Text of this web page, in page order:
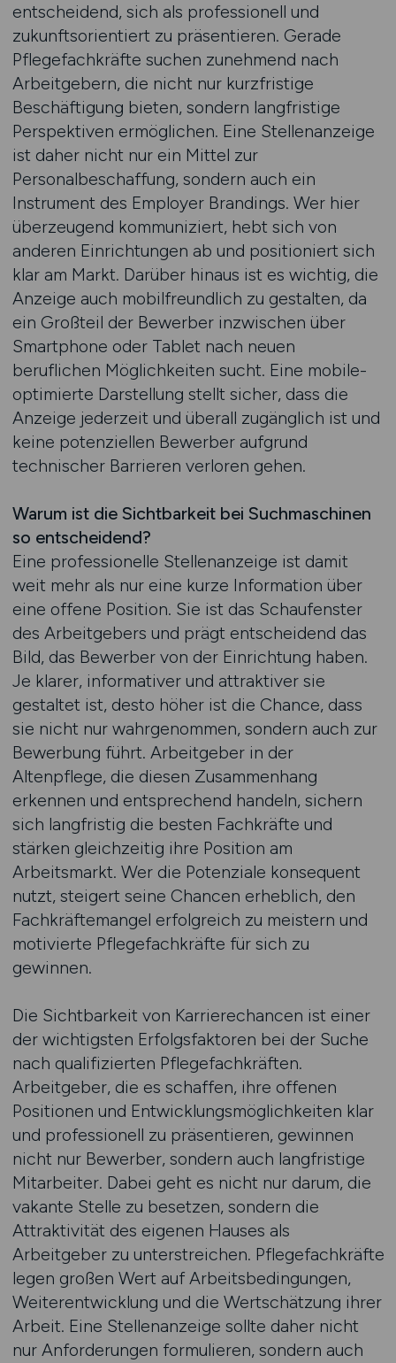
entscheidend, sich als professionell und
zukunftsorientiert zu präsentieren. Gerade
Pflegefachkräfte suchen zunehmend nach
Arbeitgebern, die nicht nur kurzfristige
Beschäftigung bieten, sondern langfristige
Perspektiven ermöglichen. Eine Stellenanzeige
ist daher nicht nur ein Mittel zur
Personalbeschaffung, sondern auch ein
Instrument des Employer Brandings. Wer hier
überzeugend kommuniziert, hebt sich von
anderen Einrichtungen ab und positioniert sich
klar am Markt. Darüber hinaus ist es wichtig, die
Anzeige auch mobilfreundlich zu gestalten, da
ein Großteil der Bewerber inzwischen über
Smartphone oder Tablet nach neuen
beruflichen Möglichkeiten sucht. Eine mobile-
optimierte Darstellung stellt sicher, dass die
Anzeige jederzeit und überall zugänglich ist und
keine potenziellen Bewerber aufgrund
technischer Barrieren verloren gehen.
Warum ist die Sichtbarkeit bei Suchmaschinen
so entscheidend?
Eine professionelle Stellenanzeige ist damit
weit mehr als nur eine kurze Information über
eine offene Position. Sie ist das Schaufenster
des Arbeitgebers und prägt entscheidend das
Bild, das Bewerber von der Einrichtung haben.
Je klarer, informativer und attraktiver sie
gestaltet ist, desto höher ist die Chance, dass
sie nicht nur wahrgenommen, sondern auch zur
Bewerbung führt. Arbeitgeber in der
Altenpflege, die diesen Zusammenhang
erkennen und entsprechend handeln, sichern
sich langfristig die besten Fachkräfte und
stärken gleichzeitig ihre Position am
Arbeitsmarkt. Wer die Potenziale konsequent
nutzt, steigert seine Chancen erheblich, den
Fachkräftemangel erfolgreich zu meistern und
motivierte Pflegefachkräfte für sich zu
gewinnen.
Die Sichtbarkeit von Karrierechancen ist einer
der wichtigsten Erfolgsfaktoren bei der Suche
nach qualifizierten Pflegefachkräften.
Arbeitgeber, die es schaffen, ihre offenen
Positionen und Entwicklungsmöglichkeiten klar
und professionell zu präsentieren, gewinnen
nicht nur Bewerber, sondern auch langfristige
Mitarbeiter. Dabei geht es nicht nur darum, die
vakante Stelle zu besetzen, sondern die
Attraktivität des eigenen Hauses als
Arbeitgeber zu unterstreichen. Pflegefachkräfte
legen großen Wert auf Arbeitsbedingungen,
Weiterentwicklung und die Wertschätzung ihrer
Arbeit. Eine Stellenanzeige sollte daher nicht
nur Anforderungen formulieren, sondern auch